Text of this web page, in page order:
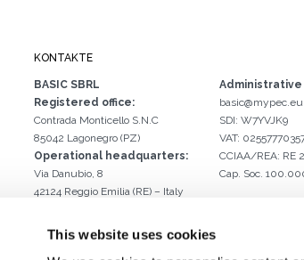
This website uses cookies
KONTAKTE
BASIC SBRL
Registered office:
Contrada Monticello S.N.C
85042 Lagonegro (PZ)
Operational headquarters:
Via Danubio, 8
42124 Reggio Emilia (RE) – Italy
Email.info@sunballast.com
basic@mypec.eu
SDI: W7YVJK9
VAT:
CCIAA/REA: RE
Cap. Soc.